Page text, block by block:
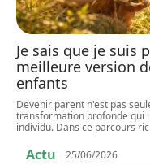
Je sais que je suis
meilleure version
enfants
Devenir parent n'est pas
transformation profonde qui
individu. Dans ce parcours
Actu 25/06/2026